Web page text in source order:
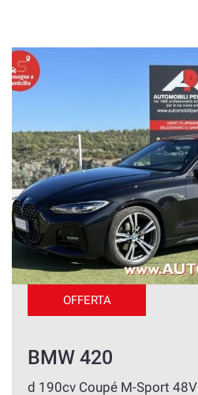
OFFERTA
BMW 420
d 190cv Coupé M-Sport